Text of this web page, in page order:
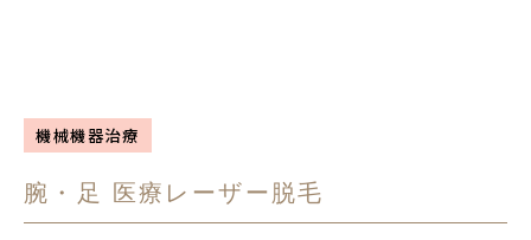
機械機器治療
腕・足 医療レーザー脱毛